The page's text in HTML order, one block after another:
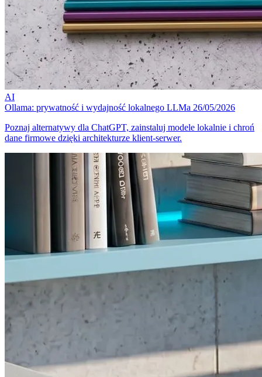
AI
Ollama: prywatność i wydajność lokalnego LLMa 26/05/2026
Poznaj alternatywy dla ChatGPT, zainstaluj modele lokalnie i chroń
dane firmowe dzięki architekturze klient-serwer.